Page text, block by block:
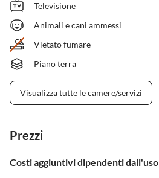
Televisione
Animali e cani ammessi
Vietato fumare
Piano terra
Visualizza tutte le camere/servizi
Prezzi
Costi aggiuntivi dipendenti dall'uso